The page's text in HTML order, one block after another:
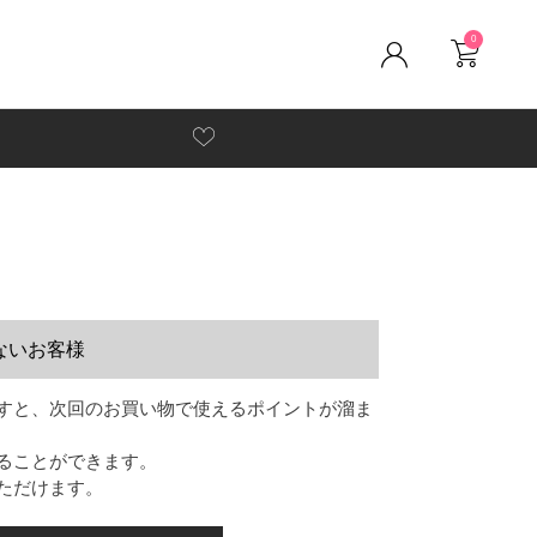
0
いお客様
と、次回のお買い物で使えるポイントが溜ま
ことができます。
だけます。